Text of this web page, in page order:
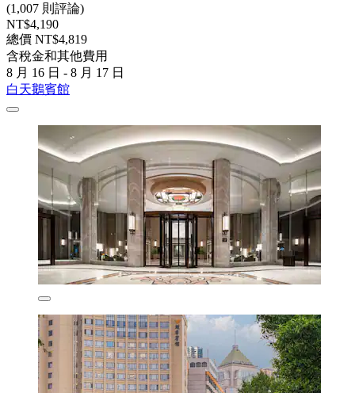
(1,007 則評論)
NT$4,190
總價 NT$4,819
含稅金和其他費用
8 月 16 日 - 8 月 17 日
白天鵝賓館